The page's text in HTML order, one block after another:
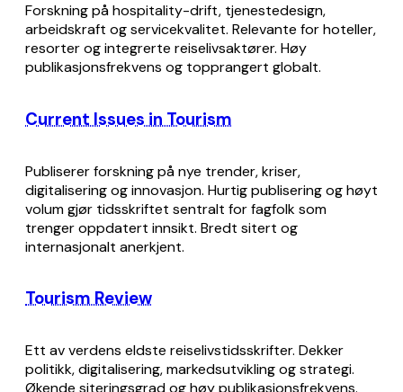
Forskning på hospitality-drift, tjenestedesign,
arbeidskraft og servicekvalitet. Relevante for hoteller,
resorter og integrerte reiselivsaktører. Høy
publikasjonsfrekvens og topprangert globalt.
Current Issues in Tourism
Publiserer forskning på nye trender, kriser,
digitalisering og innovasjon. Hurtig publisering og høyt
volum gjør tidsskriftet sentralt for fagfolk som
trenger oppdatert innsikt. Bredt sitert og
internasjonalt anerkjent.
Tourism Review
Ett av verdens eldste reiselivstidsskrifter. Dekker
politikk, digitalisering, markedsutvikling og strategi.
Økende siteringsgrad og høy publikasjonsfrekvens.